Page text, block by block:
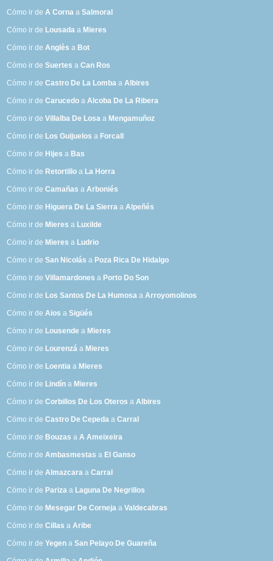
Cómo ir deA Corna aSalmoral
Cómo ir de Lousada a Mieres
Cómo ir deAnglès a Bot
Cómo ir deSuertes aCan Ros
Cómo ir deCastro De La Lomba aAlbires
Cómo ir deCarucedo aAlcoba De La Ribera
Cómo ir deVillalba De Losa a Mengamuñoz
Cómo ir de Los Guijuelos a Forcall
Cómo ir de Hijes a Bas
Cómo ir de Retortillo a La Horra
Cómo ir deCamañas aArboniés
Cómo ir de Higuera De La Sierra aAlpeñés
Cómo ir de Mieres a Luxilde
Cómo ir de Mieres a Ludrio
Cómo ir deSan Nicolás a Poza Rica De Hidalgo
Cómo ir deVillamardones a Porto Do Son
Cómo ir de Los Santos De La Humosa aArroyomolinos
Cómo ir deAios aSigüés
Cómo ir de Lousende a Mieres
Cómo ir de Lourenzá a Mieres
Cómo ir de Loentia a Mieres
Cómo ir de Lindín a Mieres
Cómo ir deCorbillos De Los Oteros aAlbires
Cómo ir deCastro De Cepeda aCarral
Cómo ir de Bouzas aA Ameixeira
Cómo ir deAmbasmestas a El Ganso
Cómo ir deAlmazcara aCarral
Cómo ir de Pariza a Laguna De Negrillos
Cómo ir de Mesegar De Corneja aValdecabras
Cómo ir deCillas aAribe
Cómo ir deYegen aSan Pelayo De Guareña